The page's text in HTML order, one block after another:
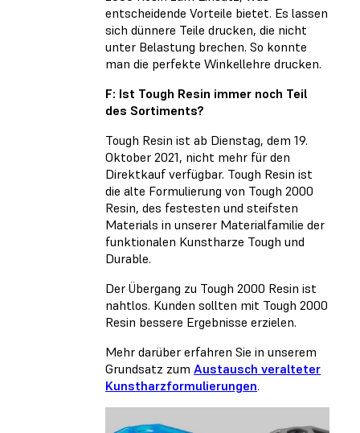
entscheidende Vorteile bietet. Es lassen
sich dünnere Teile drucken, die nicht
unter Belastung brechen. So konnte
man die perfekte Winkellehre drucken.
F: Ist Tough Resin immer noch Teil
des Sortiments?
Tough Resin ist ab Dienstag, dem 19.
Oktober 2021, nicht mehr für den
Direktkauf verfügbar. Tough Resin ist
die alte Formulierung von Tough 2000
Resin, des festesten und steifsten
Materials in unserer Materialfamilie der
funktionalen Kunstharze Tough und
Durable.
Der Übergang zu Tough 2000 Resin ist
nahtlos. Kunden sollten mit Tough 2000
Resin bessere Ergebnisse erzielen.
Mehr darüber erfahren Sie in unserem
Grundsatz zum Austausch veralteter
Kunstharzformulierungen.